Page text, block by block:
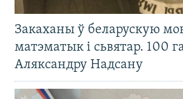
Закаханы ў беларускую
матэматык і сьвятар. 100
Аляксандру Надсану